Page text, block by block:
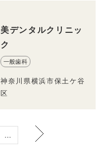
美デンタルクリニッ
ク
一般歯科
神奈川県横浜市保土ケ谷
区
…